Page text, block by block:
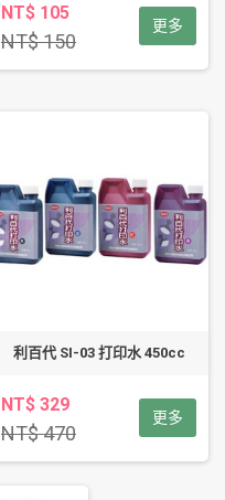
NT$ 105
NT$ 150
更多
利百代 SI-03 打印水 450cc
NT$ 329
NT$ 470
更多